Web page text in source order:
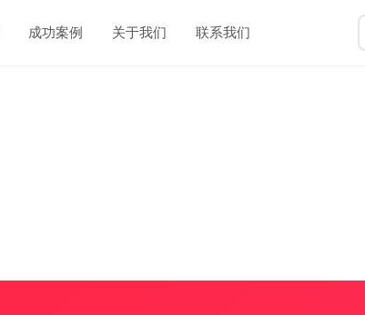
成功案例 关于我们 联系我们